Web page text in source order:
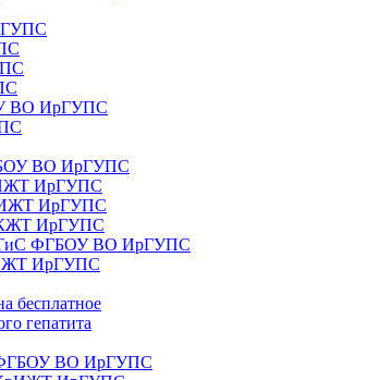
ВО ИрГУПС
ВО ИрГУПС
ИрГУПС
ИрГУПС
ИрГУПС
ФГБОУ ВО ИрГУПС
ЖТ ИрГУПС
бесплатное
гепатита
ФГБОУ ВО ИрГУПС